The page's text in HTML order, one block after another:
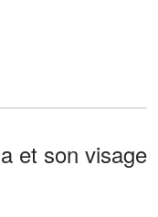
et son visage